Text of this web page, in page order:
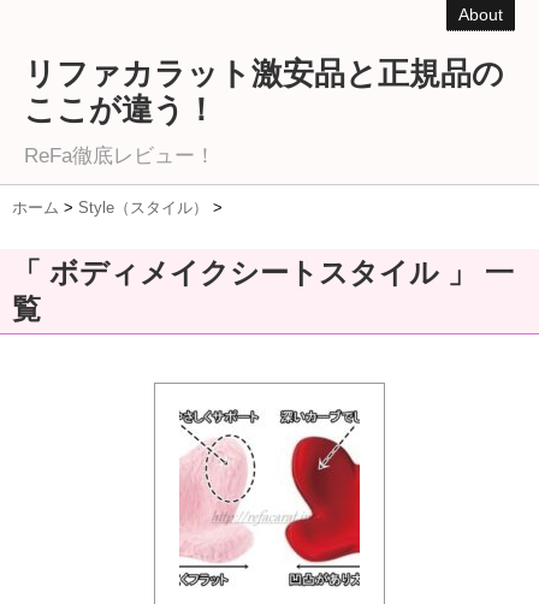
About
リファカラット激安品と正規品の
ここが違う！
ReFa徹底レビュー！
ホーム > Style（スタイル） >
「 ボディメイクシートスタイル 」 一
覧